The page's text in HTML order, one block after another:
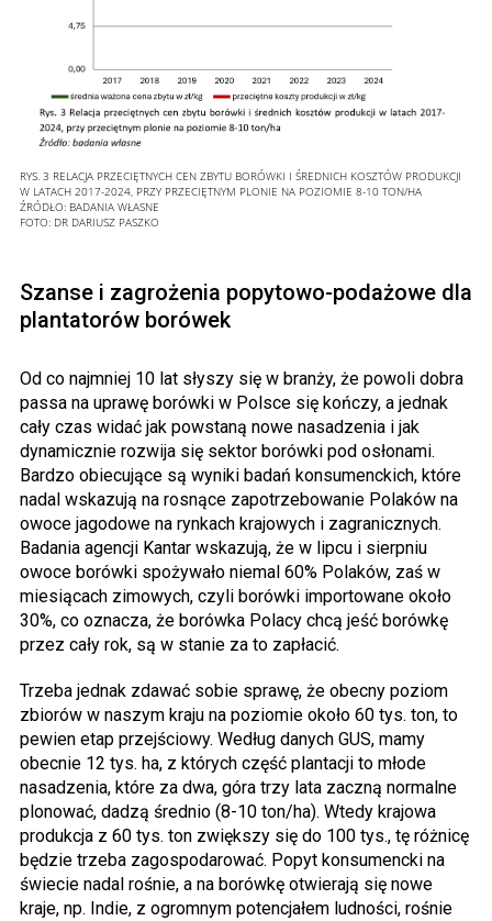
RYS. 3 RELACJA PRZECIĘTNYCH CEN ZBYTU BORÓWKI I ŚREDNICH KOSZTÓW PRODUKCJI
W LATACH 2017-2024, PRZY PRZECIĘTNYM PLONIE NA POZIOMIE 8-10 TON/HA
ŹRÓDŁO: BADANIA WŁASNE
FOTO: DR DARIUSZ PASZKO
Szanse i zagrożenia popytowo-podażowe dla
plantatorów borówek
Od co najmniej 10 lat słyszy się w branży, że powoli dobra
passa na uprawę borówki w Polsce się kończy, a jednak
cały czas widać jak powstaną nowe nasadzenia i jak
dynamicznie rozwija się sektor borówki pod osłonami.
Bardzo obiecujące są wyniki badań konsumenckich, które
nadal wskazują na rosnące zapotrzebowanie Polaków na
owoce jagodowe na rynkach krajowych i zagranicznych.
Badania agencji Kantar wskazują, że w lipcu i sierpniu
owoce borówki spożywało niemal 60% Polaków, zaś w
miesiącach zimowych, czyli borówki importowane około
30%, co oznacza, że borówka Polacy chcą jeść borówkę
przez cały rok, są w stanie za to zapłacić.
Trzeba jednak zdawać sobie sprawę, że obecny poziom
zbiorów w naszym kraju na poziomie około 60 tys. ton, to
pewien etap przejściowy. Według danych GUS, mamy
obecnie 12 tys. ha, z których część plantacji to młode
nasadzenia, które za dwa, góra trzy lata zaczną normalne
plonować, dadzą średnio (8-10 ton/ha). Wtedy krajowa
produkcja z 60 tys. ton zwiększy się do 100 tys., tę różnicę
będzie trzeba zagospodarować. Popyt konsumencki na
świecie nadal rośnie, a na borówkę otwierają się nowe
kraje, np. Indie, z ogromnym potencjałem ludności, rośnie